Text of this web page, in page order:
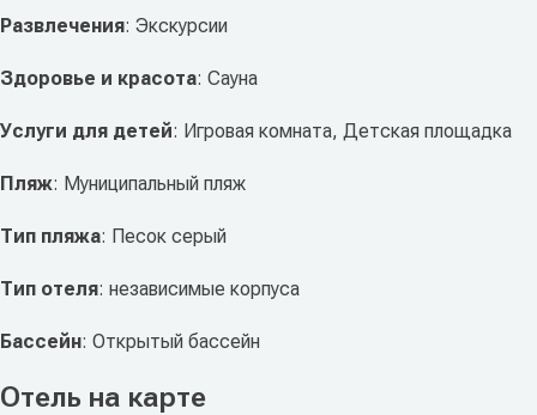
Развлечения: Экскурсии
Здоровье и красота: Сауна
Услуги для детей: Игровая комната, Детская площадка
Пляж: Муниципальный пляж
Тип пляжа: Песок серый
Тип отеля: независимые корпуса
Бассейн: Открытый бассейн
Отель на карте